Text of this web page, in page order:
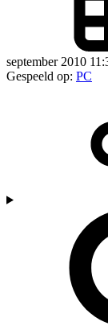
september 2010
Gespeeld op: PC